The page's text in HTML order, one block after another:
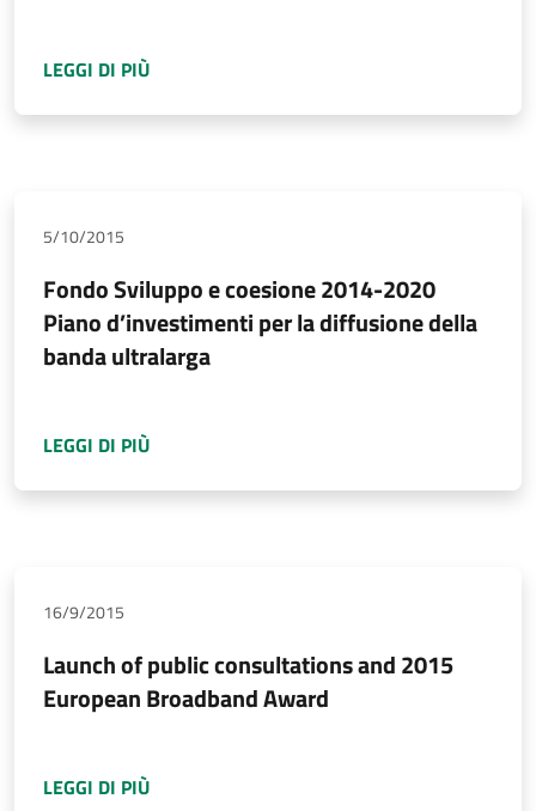
LEGGI DI PIÙ
5/10/2015
Fondo Sviluppo e coesione 2014-2020
Piano d’investimenti per la diffusione della
banda ultralarga
LEGGI DI PIÙ
16/9/2015
Launch of public consultations and 2015
European Broadband Award
LEGGI DI PIÙ